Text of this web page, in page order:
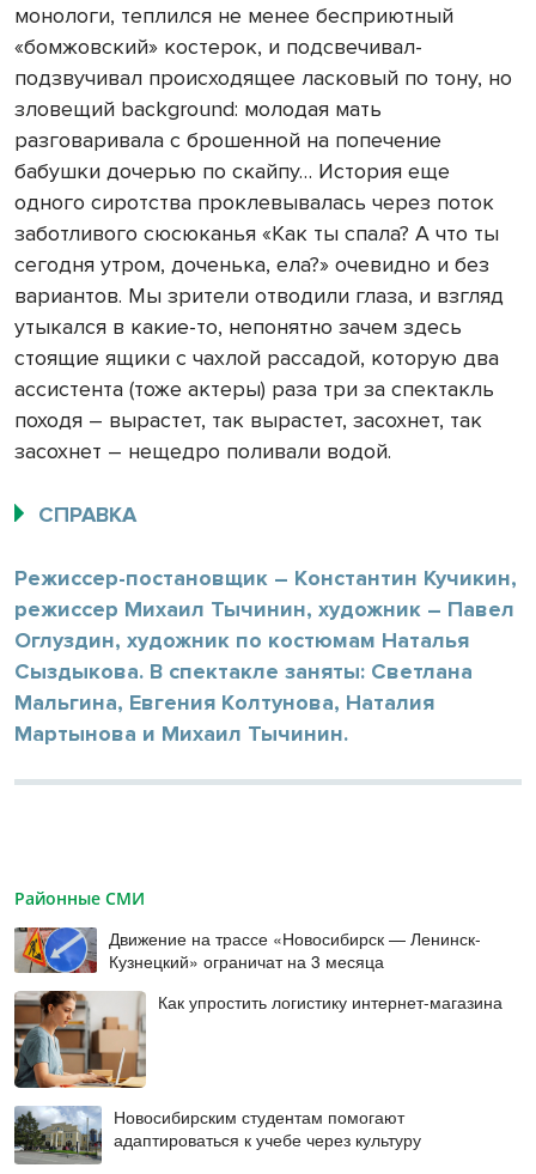
монологи, теплился не менее бесприютный
«бомжовский» костерок, и подсвечивал-
подзвучивал происходящее ласковый по тону, но
зловещий background: молодая мать
разговаривала с брошенной на попечение
бабушки дочерью по скайпу… История еще
одного сиротства проклевывалась через поток
заботливого сюсюканья «Как ты спала? А что ты
сегодня утром, доченька, ела?» очевидно и без
вариантов. Мы зрители отводили глаза, и взгляд
утыкался в какие-то, непонятно зачем здесь
стоящие ящики с чахлой рассадой, которую два
ассистента (тоже актеры) раза три за спектакль
походя – вырастет, так вырастет, засохнет, так
засохнет – нещедро поливали водой.
СПРАВКА
Режиссер-постановщик – Константин Кучикин,
режиссер Михаил Тычинин, художник – Павел
Оглуздин, художник по костюмам Наталья
Сыздыкова. В спектакле заняты: Светлана
Мальгина, Евгения Колтунова, Наталия
Мартынова и Михаил Тычинин.
Районные СМИ
Движение на трассе «Новосибирск — Ленинск-
Кузнецкий» ограничат на 3 месяца
Как упростить логистику интернет-магазина
Новосибирским студентам помогают
адаптироваться к учебе через культуру